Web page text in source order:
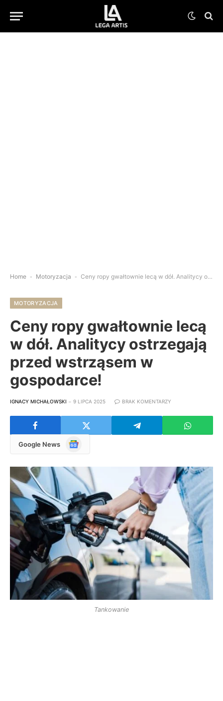
Home - Motoryzacja - Ceny ropy gwałtownie lecą w dół. Analitycy ostrzegają przed wstrząsem w gospodarce!
MOTORYZACJA
Ceny ropy gwałtownie lecą
w dół. Analitycy ostrzegają
przed wstrząsem w
gospodarce!
IGNACY MICHAŁOWSKI 9 LIPCA 2025 BRAK KOMENTARZY
Google News
Google
Tankowanie